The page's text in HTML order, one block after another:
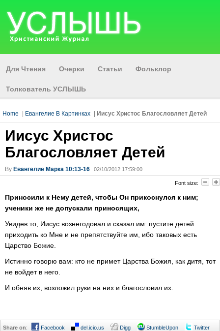
Для Чтения Очерки Статьи Фольклор
Толкователь УСЛЫШЬ
Home Евангелие В Картинках Иисус Христос Благословляет Детей
Иисус Христос
Благословляет Детей
By Евангелие Марка 10:13-16 02/10/2012 17:59:00
Font size:
Приносили к Нему детей, чтобы Он прикоснулся к ним;
ученики же не допускали приносящих,
Увидев то, Иисус вознегодовал и сказал им: пустите детей
приходить ко Мне и не препятствуйте им, ибо таковых есть
Царство Божие.
Истинно говорю вам: кто не примет Царства Божия, как дитя, тот
не войдет в него.
И обняв их, возложил руки на них и благословил их.
Share on: Facebook del.icio.us Digg StumbleUpon Twitter